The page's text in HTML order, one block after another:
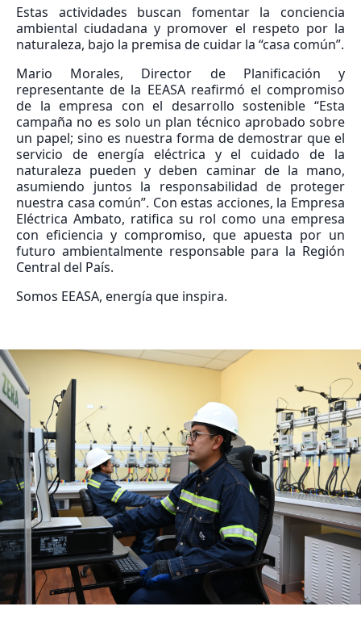
Estas actividades buscan fomentar la conciencia
ambiental ciudadana y promover el respeto por la
naturaleza, bajo la premisa de cuidar la “casa común”.
Mario Morales, Director de Planificación y
representante de la EEASA reafirmó el compromiso
de la empresa con el desarrollo sostenible “Esta
campaña no es solo un plan técnico aprobado sobre
un papel; sino es nuestra forma de demostrar que el
servicio de energía eléctrica y el cuidado de la
naturaleza pueden y deben caminar de la mano,
asumiendo juntos la responsabilidad de proteger
nuestra casa común”. Con estas acciones, la Empresa
Eléctrica Ambato, ratifica su rol como una empresa
con eficiencia y compromiso, que apuesta por un
futuro ambientalmente responsable para la Región
Central del País.
Somos EEASA, energía que inspira.